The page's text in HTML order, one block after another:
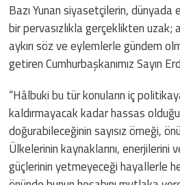
Bazı Yunan siyasetçilerin,
bir pervasızlıkla gerçeklikten uzak;
aykırı söz ve eylemlerle gündem
getiren Cumhurbaşkanımız Sayın
“Hâlbuki bu tür konuların iç
kaldırmayacak kadar hassas
doğurabileceğinin sayısız örneği,
Ülkelerinin kaynaklarını, enerjilerini
güçlerinin yetmeyeceği hayallerle